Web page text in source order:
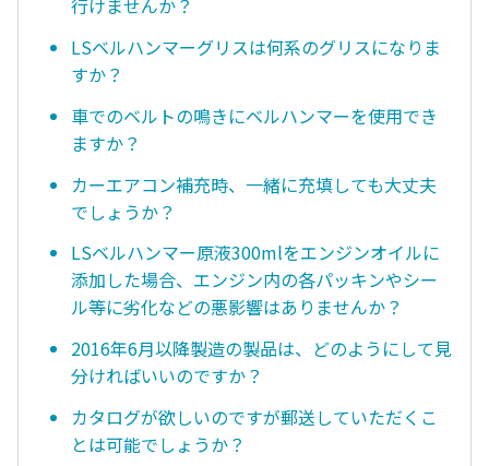
行けませんか？
LSベルハンマーグリスは何系のグリスになりま
すか？
車でのベルトの鳴きにベルハンマーを使用でき
ますか？
カーエアコン補充時、一緒に充填しても大丈夫
でしょうか？
LSベルハンマー原液300mlをエンジンオイルに
添加した場合、エンジン内の各パッキンやシー
ル等に劣化などの悪影響はありませんか？
2016年6月以降製造の製品は、どのようにして見
分ければいいのですか？
カタログが欲しいのですが郵送していただくこ
とは可能でしょうか？